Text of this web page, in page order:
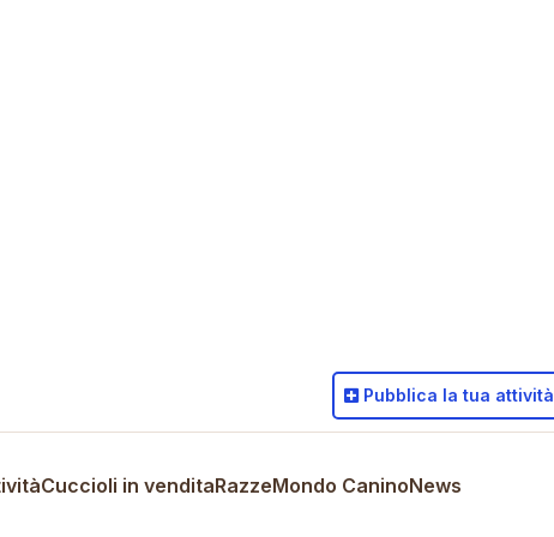
Cuccioli in venditaRazzeMondo CaninoNews
Pubblica la tua attività